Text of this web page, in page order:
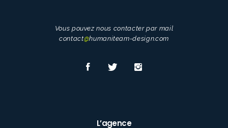
Vous pouvez nous contacter par mail
contact@humaniteam-design.com
L’agence